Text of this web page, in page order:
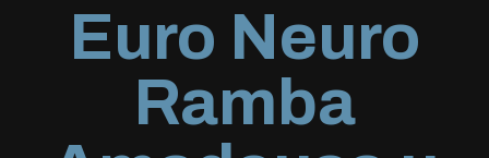
Euro Neuro
Ramba